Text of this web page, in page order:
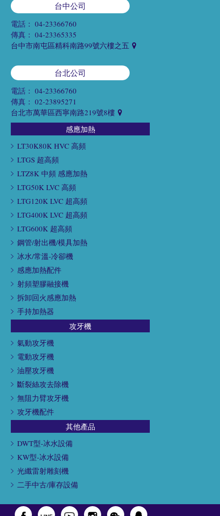
台中公司
電話：04-23366760
傳真：04-23365335
台中市南屯區精科南路99號六樓之五
台北公司
電話：04-23366760
傳真：02-23895271
台北市萬華區西寧南路219號8樓
感應加熱
LT30K80K HVC 高頻
LTGS 超高頻
LTZ8K 中頻 感應加熱
LTG50K LVC 高頻
LTG120K LVC 超高頻
LTG400K LVC 超高頻
LTG600K 超高頻
鋼管/射出機/模具加熱
冰水/常溫-冷卻機
感應加熱配件
射頻塑膠融接機
拆卸回火感應加熱
手持加熱器
攻牙機
氣動攻牙機
電動攻牙機
油壓攻牙機
斷裂絲攻去除機
無阻力臂攻牙機
攻牙機配件
其他產品
DWT型-冰水設備
KW型-冰水設備
光纖雷射雕刻機
二手中古/庫存設備